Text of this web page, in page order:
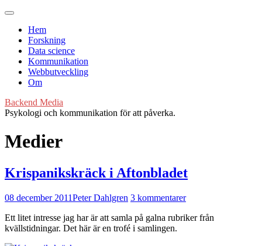
Hem
Forskning
Data science
Kommunikation
Webbutveckling
Om
Backend Media
Psykologi och kommunikation för att påverka.
Medier
Krispanikskräck i Aftonbladet
08 december 2011Peter Dahlgren 3 kommentarer
Ett litet intresse jag har är att samla på galna rubriker från
kvällstidningar. Det här är en trofé i samlingen.